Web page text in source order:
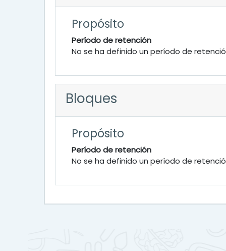
Propósito
Período de retención
No se ha definido un período de
Bloques
Propósito
Período de retención
No se ha definido un período de